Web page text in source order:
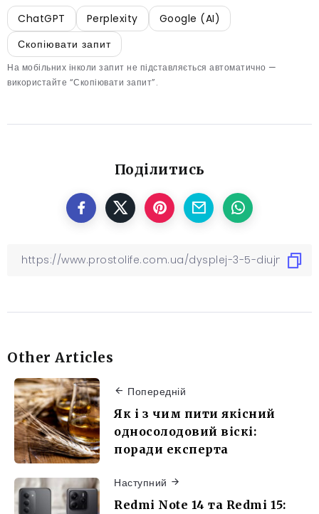
ChatGPT Perplexity
Google (AI)
Скопіювати запит
На мобільних інколи запит не підставляється автоматично —
використайте “Скопіювати запит”.
Поділитись
Other Articles
Попередній
Як і з чим пити якісний
односолодовий віскі:
поради експерта
Наступний
Redmi Note 14 та Redmi 15: